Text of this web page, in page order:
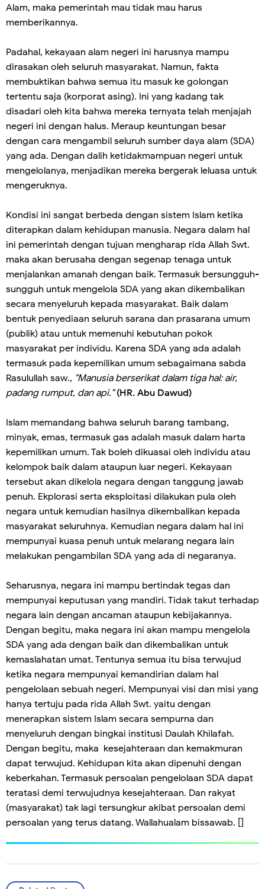
Alam, maka pemerintah mau tidak mau harus
memberikannya.
Padahal, kekayaan alam negeri ini harusnya mampu
dirasakan oleh seluruh masyarakat. Namun, fakta
membuktikan bahwa semua itu masuk ke golongan
tertentu saja (korporat asing). Ini yang kadang tak
disadari oleh kita bahwa mereka ternyata telah menjajah
negeri ini dengan halus. Meraup keuntungan besar
dengan cara mengambil seluruh sumber daya alam (SDA)
yang ada. Dengan dalih ketidakmampuan negeri untuk
mengelolanya, menjadikan mereka bergerak leluasa untuk
mengeruknya.
Kondisi ini sangat berbeda dengan sistem Islam ketika
diterapkan dalam kehidupan manusia. Negara dalam hal
ini pemerintah dengan tujuan mengharap rida Allah Swt.
maka akan berusaha dengan segenap tenaga untuk
menjalankan amanah dengan baik. Termasuk bersungguh-
sungguh untuk mengelola SDA yang akan dikembalikan
secara menyeluruh kepada masyarakat. Baik dalam
bentuk penyediaan seluruh sarana dan prasarana umum
(publik) atau untuk memenuhi kebutuhan pokok
masyarakat per individu. Karena SDA yang ada adalah
termasuk pada kepemilikan umum sebagaimana sabda
Rasulullah saw., "Manusia berserikat dalam tiga hal: air,
padang rumput, dan api."(HR. Abu Dawud)
Islam memandang bahwa seluruh barang tambang,
minyak, emas, termasuk gas adalah masuk dalam harta
kepemilikan umum. Tak boleh dikuasai oleh individu atau
kelompok baik dalam ataupun luar negeri. Kekayaan
tersebut akan dikelola negara dengan tanggung jawab
penuh. Ekplorasi serta eksploitasi dilakukan pula oleh
negara untuk kemudian hasilnya dikembalikan kepada
masyarakat seluruhnya. Kemudian negara dalam hal ini
mempunyai kuasa penuh untuk melarang negara lain
melakukan pengambilan SDA yang ada di negaranya.
Seharusnya, negara ini mampu bertindak tegas dan
mempunyai keputusan yang mandiri. Tidak takut terhadap
negara lain dengan ancaman ataupun kebijakannya.
Dengan begitu, maka negara ini akan mampu mengelola
SDA yang ada dengan baik dan dikembalikan untuk
kemaslahatan umat. Tentunya semua itu bisa terwujud
ketika negara mempunyai kemandirian dalam hal
pengelolaan sebuah negeri. Mempunyai visi dan misi yang
hanya tertuju pada rida Allah Swt. yaitu dengan
menerapkan sistem Islam secara sempurna dan
menyeluruh dengan bingkai institusi Daulah Khilafah.
Dengan begitu, maka kesejahteraan dan kemakmuran
dapat terwujud. Kehidupan kita akan dipenuhi dengan
keberkahan. Termasuk persoalan pengelolaan SDA dapat
teratasi demi terwujudnya kesejahteraan. Dan rakyat
(masyarakat) tak lagi tersungkur akibat persoalan demi
persoalan yang terus datang. Wallahualam bissawab. []